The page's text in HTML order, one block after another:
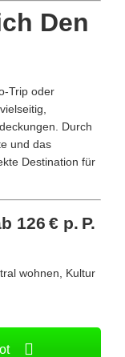
Den
Trip oder
Durch
und das
Destination für
126 € p. P.
wohnen, Kultur